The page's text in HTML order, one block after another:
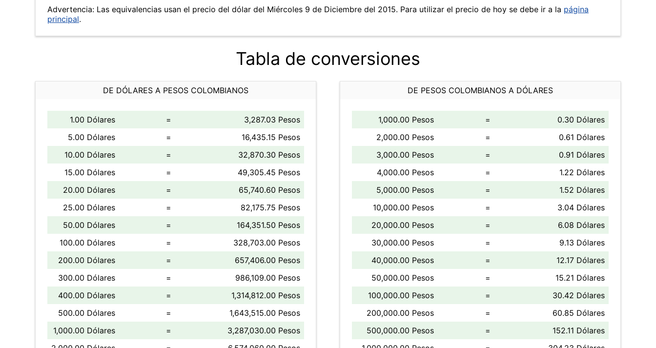
Advertencia: Las equivalencias usan el precio del dólar del Miércoles 9 de Diciembre del 2015. Para utilizar el precio de hoy se debe ir a la página
principal.
Tabla de conversiones
DE DÓLARES A PESOS COLOMBIANOS
1.00 Dólares =
3,287.03 Pesos
5.00 Dólares
=
16,435.15 Pesos
10.00 Dólares
=
32,870.30 Pesos
15.00 Dólares
=
49,305.45 Pesos
20.00 Dólares
=
65,740.60 Pesos
25.00 Dólares
=
82,175.75 Pesos
50.00 Dólares
=
164,351.50 Pesos
100.00 Dólares
=
328,703.00 Pesos
200.00 Dólares
=
657,406.00 Pesos
300.00 Dólares
=
986,109.00 Pesos
400.00 Dólares
=
1,314,812.00 Pesos
500.00 Dólares
=
1,643,515.00 Pesos
1,000.00 Dólares
=
3,287,030.00 Pesos
DE PESOS COLOMBIANOS A DÓLARES
1,000.00 Pesos =
0.30 Dólares
2,000.00 Pesos
=
0.61 Dólares
3,000.00 Pesos
=
0.91 Dólares
4,000.00 Pesos
=
1.22 Dólares
5,000.00 Pesos
=
1.52 Dólares
10,000.00 Pesos
=
3.04 Dólares
20,000.00 Pesos
=
6.08 Dólares
30,000.00 Pesos
=
9.13 Dólares
40,000.00 Pesos
=
12.17 Dólares
50,000.00 Pesos
=
15.21 Dólares
100,000.00 Pesos
=
30.42 Dólares
200,000.00 Pesos
=
60.85 Dólares
500,000.00 Pesos
=
152.11 Dólares